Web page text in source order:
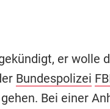
er wolle
Bundespolizei
Bei einer